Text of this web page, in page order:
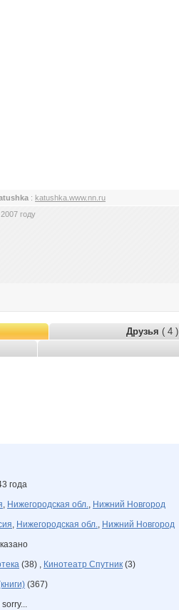
: katushka.www.nn.ru
году
Друзья ( 4 )
года
, Нижегородская обл., Нижний Новгород
, Нижегородская обл., Нижний Новгород
(38) , Кинотеатр Спутник (3)
(367)